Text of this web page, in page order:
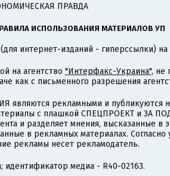
ПРАВДА
ИСПОЛЬЗОВАНИЯ МАТЕРИАЛОВ УП
интернет-изданий - гиперссылки)
на агентство "Интерфакс-Украина", не
как с письменного разрешения
рекламными и публикуются
с плашкой СПЕЦПРОЕКТ и ЗА
и разделяет мнения, высказанные в
в рекламных материалах. Согласно
рекламы несет рекламодатель.
медиа - R40-02163.